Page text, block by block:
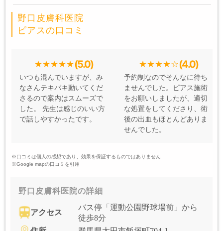
野口皮膚科医院
ピアスの口コミ
(5.0)
いつも混んでいますが、み
なさんテキパキ動いてくだ
さるので案内はスムーズで
した。 先生は感じのいい方
で話しやすかったです。
(4.0)
予約制なのでそんなに待ち
ませんでした。ピアス施術
をお願いしましたが、適切
な処置をしてくださり、術
後の出血もほとんどありま
せんでした。
※口コミは個人の感想であり、効果を保証するものではありません
※Google mapの口コミを引用
野口皮膚科医院の詳細
アクセス
バス停「運動公園野球場前」から
徒歩8分